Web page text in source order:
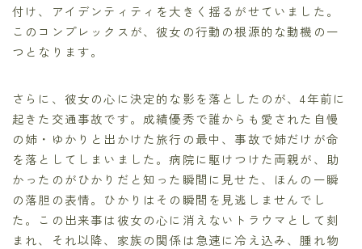
付け、アイデンティティを大きく揺るがせていました。
このコンプレックスが、彼女の行動の根源的な動機の一
つとなります。
さらに、彼女の心に決定的な影を落としたのが、4年前に
起きた交通事故です。成績優秀で誰からも愛された自慢
の姉・ゆかりと出かけた旅行の最中、事故で姉だけが命
を落としてしまいました。病院に駆けつけた両親が、助
かったのがひかりだと知った瞬間に見せた、ほんの一瞬
の落胆の表情。ひかりはその瞬間を見逃しませんでし
た。この出来事は彼女の心に消えないトラウマとして刻
まれ、それ以降、家族の関係は急速に冷え込み、腫れ物